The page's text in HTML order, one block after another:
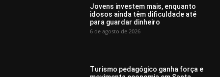
Jovens investem mais, enquanto
idosos ainda têm dificuldade até
para guardar dinheiro
6 de agosto de 2026
Turismo pedagógico ganha força e